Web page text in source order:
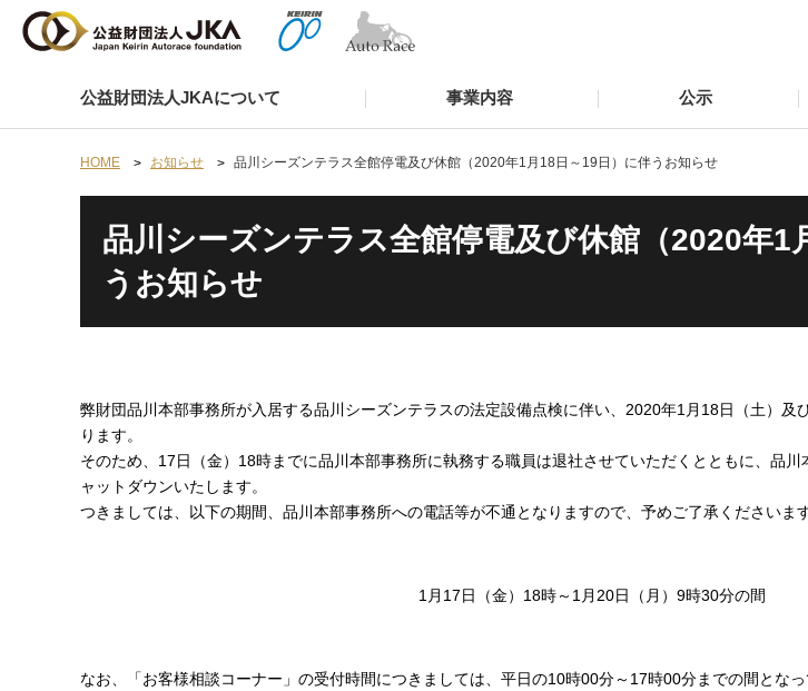
公益財団法人JKAについて 事業内容 公示
HOME お知らせ 品川シーズンテラス全館停電及び休館（2020年1月18日～19日）に伴うお知らせ
品川シーズンテラス全館停電及び休館（2020年1
うお知らせ
弊財団品川本部事務所が入居する品川シーズンテラスの法定設備点検に伴い、2020年1月18日（土）及
ります。
そのため、17日（金）18時までに品川本部事務所に執務する職員は退社させていただくとともに、品
ャットダウンいたします。
つきましては、以下の期間、品川本部事務所への電話等が不通となりますので、予めご了承くださいま
1月17日（金）18時～1月20日（月）9時30分の間
なお、「お客様相談コーナー」の受付時間につきましては、平日の10時00分～17時00分までの間となっ